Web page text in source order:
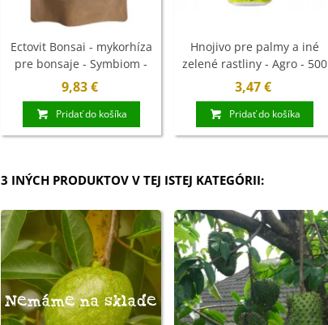
Ectovit Bonsai - mykorhíza
pre bonsaje - Symbiom -
100 g
9,83 €
Pridať do košíka
Hnojivo pre palmy a iné
zelené rastliny - Agro - 500
ml
3,47 €
Pridať do košíka
3 INÝCH PRODUKTOV V TEJ ISTEJ KATEGÓRII:
Nemáme na sklade